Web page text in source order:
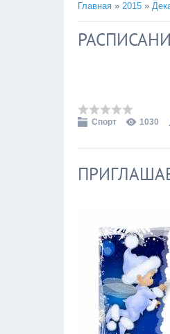
Главная » 2015 »
Спорт 1030